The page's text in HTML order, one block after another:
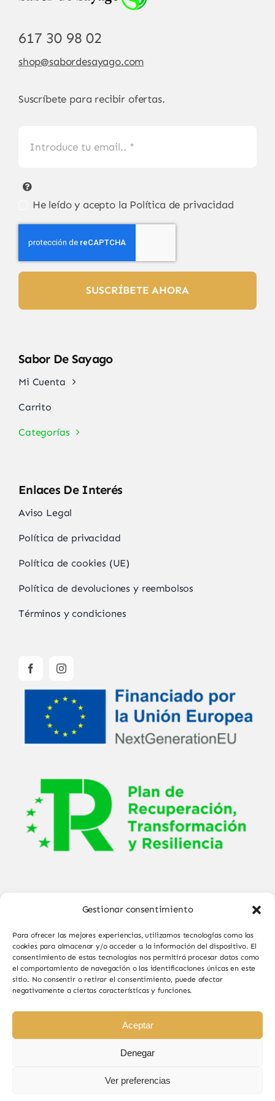
Gestionar consentimiento
Para ofrecer las mejores experiencias, utilizamos tecnologías como las
cookies para almacenar y/o acceder a la información del dispositivo. El
consentimiento de estas tecnologías nos permitirá procesar datos como
el comportamiento de navegación o las identificaciones únicas en este
sitio. No consentir o retirar el consentimiento, puede afectar
negativamente a ciertas características y funciones.
Aceptar
Denegar
Ver preferencias
617 30 98 02
shop@sabordesayago.com
Suscríbete para recibir ofertas.
He leído y acepto la Política de privacidad
SUSCRÍBETE AHORA
Sabor De Sayago
Mi Cuenta
Carrito
Categorías
Enlaces De Interés
Aviso Legal
Política de privacidad
Política de cookies (UE)
Política de devoluciones y reembolsos
Términos y condiciones
© Copyright 2025 - 2026•Sabor de Sayago
Todos los derechos reservados • Diseño por
Paginas Web Iván González
Sabor de Sayago en Bermillo de Sayago, productos